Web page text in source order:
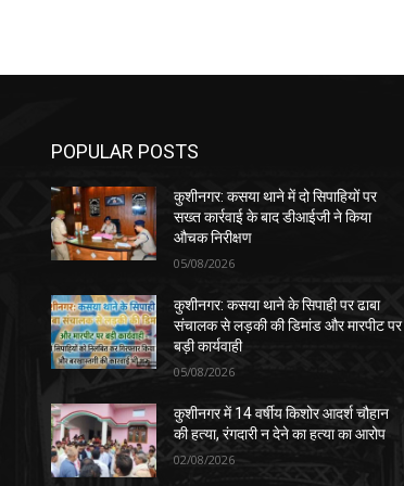
POPULAR POSTS
कुशीनगर: कसया थाने में दो सिपाहियों पर
सख्त कार्रवाई के बाद डीआईजी ने किया
औचक निरीक्षण
05/08/2026
कुशीनगर: कसया थाने के सिपाही पर ढाबा
संचालक से लड़की की डिमांड और मारपीट पर
बड़ी कार्यवाही
05/08/2026
कुशीनगर में 14 वर्षीय किशोर आदर्श चौहान
की हत्या, रंगदारी न देने का हत्या का आरोप
02/08/2026